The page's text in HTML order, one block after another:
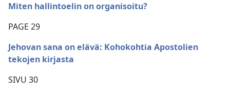
Miten hallintoelin on organisoitu?
PAGE 29
Jehovan sana on elävä: Kohokohtia Apostolien
tekojen kirjasta
SIVU 30